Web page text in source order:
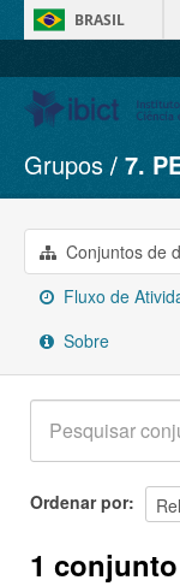
BRASIL
Conjuntos de
Organizações
Grupos
Sobre
Grupos 7.
Conjuntos de
Fluxo de
Sobre
Ordenar por
1